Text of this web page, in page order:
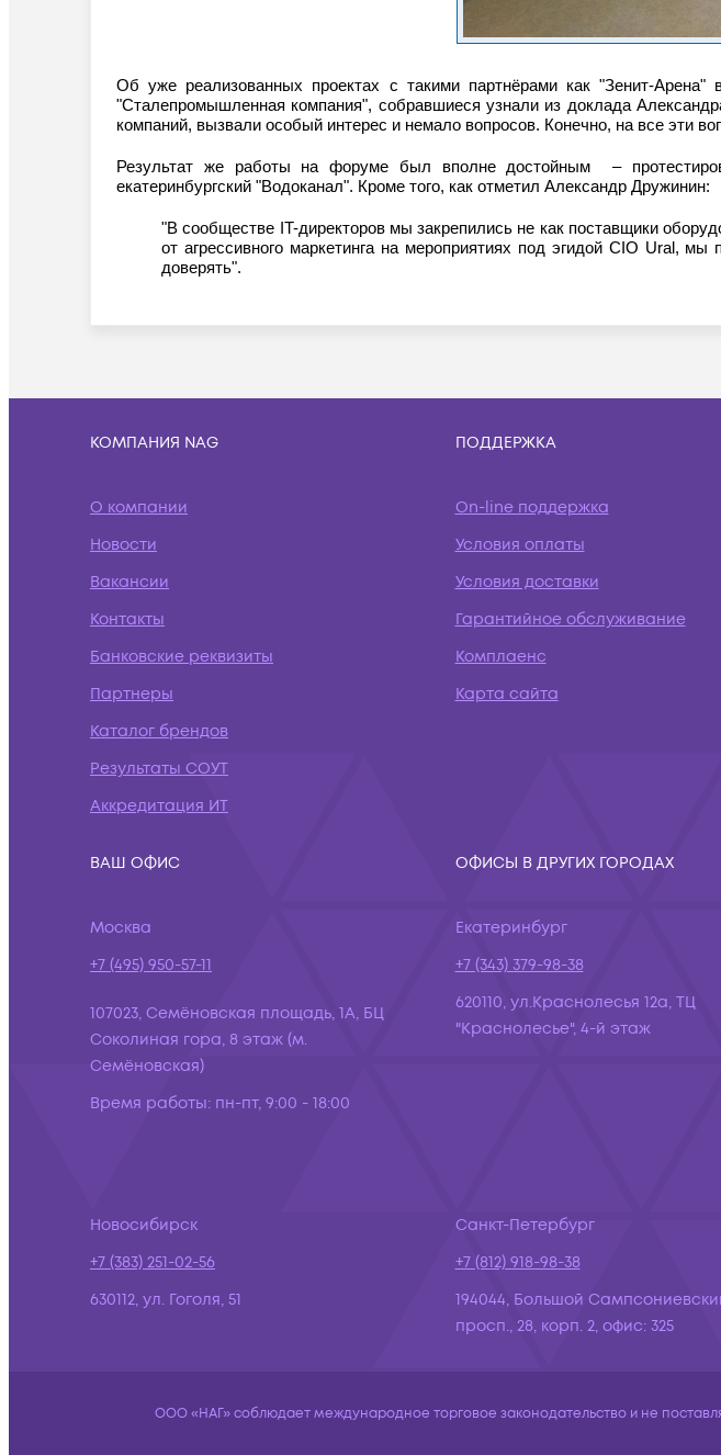
Об уже реализованных проектах с такими партнёрами как "Зенит-Арена"
"Cталепромышленная компания", собравшиеся узнали из доклада
компаний, вызвали особый интерес и немало вопросов. Конечно, на все эти
Результат же работы на форуме был вполне достойным –
екатеринбургский "Водоканал". Кроме того, как отметил Александр Дружинин:
"В сообществе IT-директоров мы закрепились не как поставщики
от агрессивного маркетинга на мероприятиях под эгидой CIO Ural,
доверять".
КОМПАНИЯ NAG
О компании
Новости
Вакансии
Контакты
Банковские реквизиты
Партнеры
Каталог брендов
Результаты СОУТ
Аккредитация ИТ
ПОДДЕРЖКА
On-line поддержка
Условия оплаты
Условия доставки
Гарантийное обслуживание
Комплаенс
Карта сайта
ВАШ ОФИС
Москва
+7 (495) 950-57-11
107023, Семёновская площадь, 1А, БЦ
Соколиная гора, 8 этаж (м.
Семёновская)
Время работы: пн-пт, 9:00 - 18:00
ОФИСЫ В ДРУГИХ ГОРОДАХ
Екатеринбург
+7 (343) 379-98-38
620110, ул.Краснолесья 12а, ТЦ
"Краснолесье", 4-й этаж
Новосибирск
+7 (383) 251-02-56
630112, ул. Гоголя, 51
Санкт-Петербург
+7 (812) 918-98-38
194044, Большой
просп., 28, корп. 2, офис: 325
ООО «НАГ» соблюдает международное торговое законодательство и не